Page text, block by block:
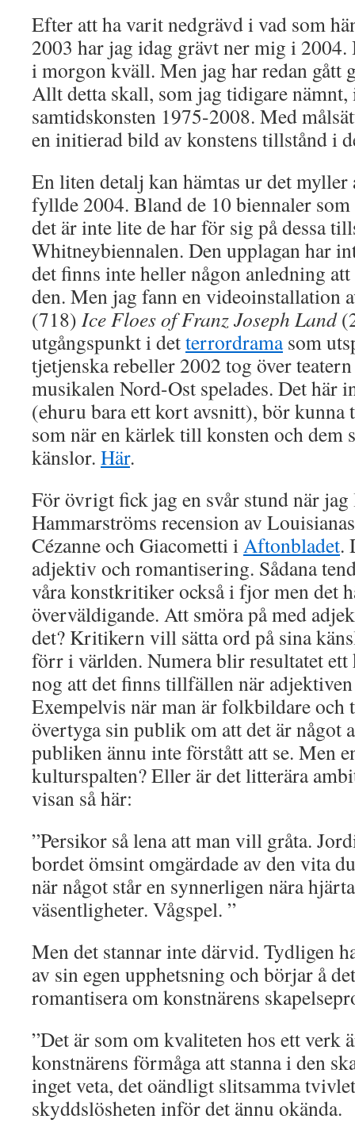
Efter att ha varit nedgrävd i vad som
2003 har jag idag grävt ner mig i
i morgon kväll. Men jag har redan gått
Allt detta skall, som jag tidigare
samtidskonsten 1975-2008. Med
en initierad bild av konstens tillstånd i
En liten detalj kan hämtas ur det myller
fyllde 2004. Bland de 10 biennaler
det är inte lite de har för sig på dessa
Whitneybiennalen. Den upplagan har
det finns inte heller någon anledning
den. Men jag fann en videoinstallation
(718) Ice Floes of Franz Joseph Land
utgångspunkt i detterrordramasom
tjetjenska rebeller 2002 tog över
musikalen Nord-Ost spelades. Det här
(ehuru bara ett kort avsnitt), bör kunna
som när en kärlek till konsten och
känslor. Här.
För övrigt fick jag en svår stund när
Hammarströms recension av
Cézanne och Giacometti iAftonbladet.
adjektiv och romantisering. Sådana
våra konstkritiker också i fjor men det
överväldigande. Att smöra på med
det? Kritikern vill sätta ord på sina
förr i världen. Numera blir resultatet
nog att det finns tillfällen när
Exempelvis när man är folkbildare
övertyga sin publik om att det är något
publiken ännu inte förstått att se. Men
kulturspalten? Eller är det litterära
visan så här:
”Persikor så lena att man vill gråta.
bordet ömsint omgärdade av den vita
när något står en synnerligen nära
väsentligheter. Vågspel. ”
Men det stannar inte därvid. Tydligen
av sin egen upphetsning och börjar å
romantisera om konstnärens
”Det är som om kvaliteten hos ett verk
konstnärens förmåga att stanna i den
inget veta, det oändligt slitsamma
skyddslösheten inför det ännu okända.